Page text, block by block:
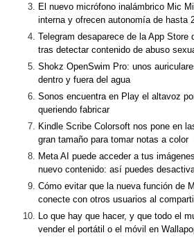
El nuevo micrófono inalámbrico Mic
interna y ofrecen autonomía de hasta
Telegram desaparece de la App Store
tras detectar contenido de abuso
Shokz OpenSwim Pro: unos
dentro y fuera del agua
Sonos encuentra en Play el altavoz
queriendo fabricar
Kindle Scribe Colorsoft nos pone en
gran tamaño para tomar notas a color
Meta AI puede acceder a tus
nuevo contenido: así puedes
Cómo evitar que la nueva función de
conecte con otros usuarios al
Lo que hay que hacer, y que todo el
vender el portátil o el móvil en